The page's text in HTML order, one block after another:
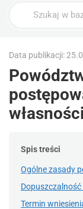
Wyszukaj
Data publikacji:
Spis treści
Ogólne zasady
Termin